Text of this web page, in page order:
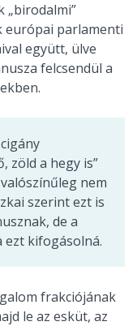
„birodalmi”
európai parlamenti
együtt, ülve
felcsendül a
zöld a hegy is”
nem
szerint ezt is
de a
ezt kifogásolná.
frakciójának
le az esküt, az